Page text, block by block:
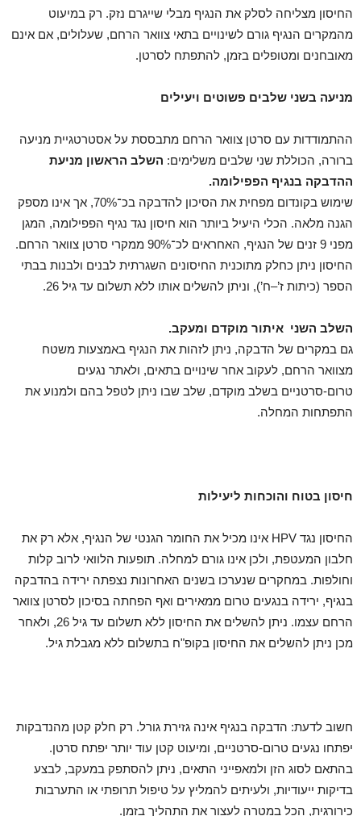
החיסון מצליחה לסלק את הנגיף מבלי שייגרם נזק. רק במיעוט
מהמקרים הנגיף גורם לשינויים בתאי צוואר הרחם, שעלולים, אם אינם
מאובחנים ומטופלים בזמן, להתפתח לסרטן.
מניעה בשני שלבים פשוטים ויעילים
ההתמודדות עם סרטן צוואר הרחם מתבססת על אסטרטגיית מניעה
ברורה, הכוללת שני שלבים משלימים: השלב הראשון מניעת
ההדבקה בנגיף הפפילומה.
שימוש בקונדום מפחית את הסיכון להדבקה בכ־70%, אך אינו מספק
הגנה מלאה. הכלי היעיל ביותר הוא חיסון נגד נגיף הפפילומה, המגן
מפני 9 זנים של הנגיף, האחראים לכ־90% ממקרי סרטן צוואר הרחם.
החיסון ניתן כחלק מתוכנית החיסונים השגרתית לבנים ולבנות בבתי
הספר (כיתות ז’–ח’), וניתן להשלים אותו ללא תשלום עד גיל 26.
השלב השני איתור מוקדם ומעקב.
גם במקרים של הדבקה, ניתן לזהות את הנגיף באמצעות משטח
מצוואר הרחם, לעקוב אחר שינויים בתאים, ולאתר נגעים
טרום-סרטניים בשלב מוקדם, שלב שבו ניתן לטפל בהם ולמנוע את
התפתחות המחלה.
חיסון בטוח והוכחות ליעילות
החיסון נגד HPV אינו מכיל את החומר הגנטי של הנגיף, אלא רק את
חלבון המעטפת, ולכן אינו גורם למחלה. תופעות הלוואי לרוב קלות
וחולפות. במחקרים שנערכו בשנים האחרונות נצפתה ירידה בהדבקה
בנגיף, ירידה בנגעים טרום ממאירים ואף הפחתה בסיכון לסרטן צוואר
הרחם עצמו. ניתן להשלים את החיסון ללא תשלום עד גיל 26, ולאחר
מכן ניתן להשלים את החיסון בקופ"ח בתשלום ללא מגבלת גיל.
חשוב לדעת: הדבקה בנגיף אינה גזירת גורל. רק חלק קטן מהנדבקות
יפתחו נגעים טרום-סרטניים, ומיעוט קטן עוד יותר יפתח סרטן.
בהתאם לסוג הזן ולמאפייני התאים, ניתן להסתפק במעקב, לבצע
בדיקות ייעודיות, ולעיתים להמליץ על טיפול תרופתי או התערבות
כירורגית, הכל במטרה לעצור את התהליך בזמן.